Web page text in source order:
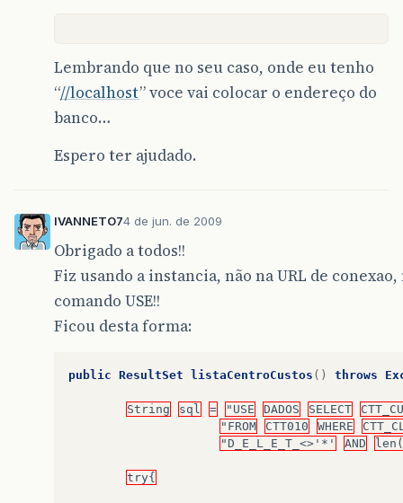
Lembrando que no seu caso, onde eu tenho
“//localhost” voce vai colocar o endereço do
banco…
Espero ter ajudado.
IVANNETO74 de jun. de 2009
Obrigado a todos!!
Fiz usando a instancia, não na URL de
comando USE!!
Ficou desta forma:
public ResultSet listaCentroCustos () throws
String sql = "USE DADOS SELECT
"FROM
CTT010 WHERE
"D_E_L_E_T_<>'*'
AND
try{